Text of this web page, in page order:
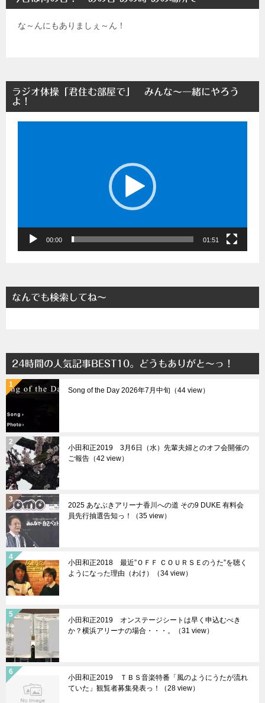
な～んにもありましぇ～ん！
ラジオ体操「君住む部屋で」 みんな～一緒にやろう
よ！
00:00 01:51
なんでも検索してね～
24時間の人気記事BEST10。どうもありがと～っ！
Song of the Day 2026年7月中旬（44 view）
小田和正2019 3月6日（水）先輩夫婦とのオフ会開催の
ご報告（42 view）
2025 あなぶきアリーナ香川への道 その9 DUKE 有料会
員先行抽選告知っ！（35 view）
小田和正2018 最近”ＯＦＦ ＣＯＵＲＳＥのうた”を聴く
ようになった理由（わけ）（34 view）
小田和正2019 オンステージシートは早く申込むべき
か？横浜アリーナの場合・・・。（31 view）
小田和正2019 ＴＢＳ音楽特番「風のようにうたが流れ
ていた」観覧者募集発表っ！（28 view）